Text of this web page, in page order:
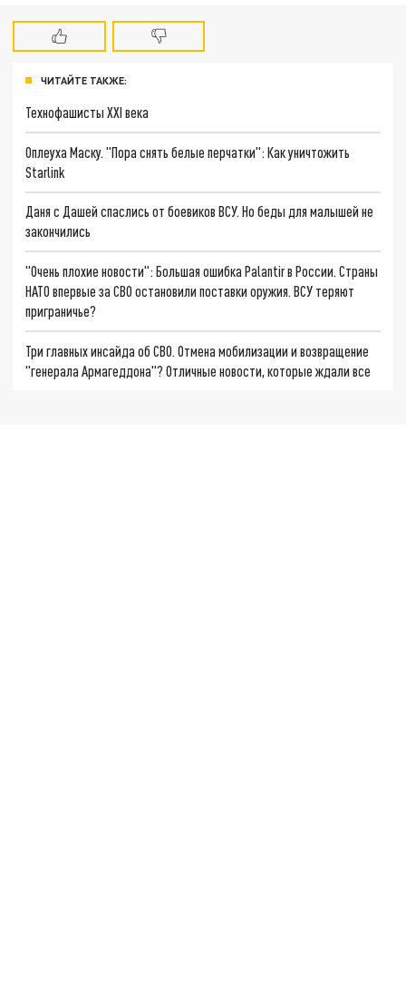
ЧИТАЙТЕ ТАКЖЕ:
Технофашисты XXI века
Оплеуха Маску. "Пора снять белые перчатки": Как уничтожить
Starlink
Даня с Дашей спаслись от боевиков ВСУ. Но беды для малышей не
закончились
"Очень плохие новости": Большая ошибка Palantir в России. Страны
НАТО впервые за СВО остановили поставки оружия. ВСУ теряют
приграничье?
Три главных инсайда об СВО. Отмена мобилизации и возвращение
"генерала Армагеддона"? Отличные новости, которые ждали все